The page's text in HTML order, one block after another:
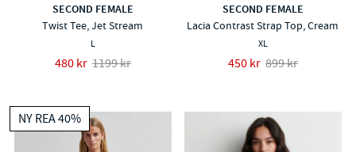
SECOND FEMALE
Twist Tee, Jet Stream
L
480 kr 1199 kr
SECOND FEMALE
Lacia Contrast Strap Top, Cream
XL
450 kr 899 kr
NY REA 40%